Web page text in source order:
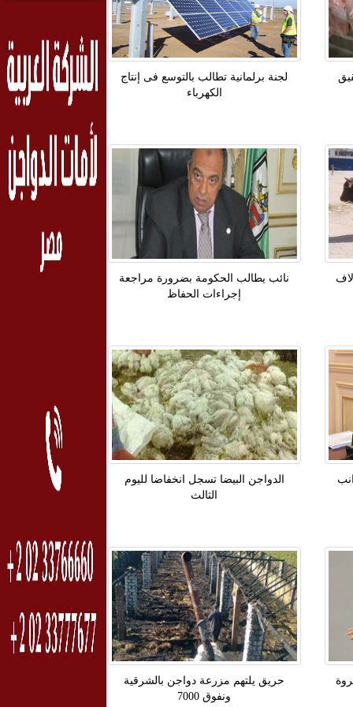
لجنة برلمانية تطالب بالتوسع فى إنتاج
الكهرباء
نائب يطالب الحكومة بضرورة مراجعة
إجراءات الحفاظ
بأسوان يستقبل 4 آلاف
الدواجن البيضا تسجل انخفاضا لليوم
الثالث
حريق يلتهم مزرعة دواجن بالشرقية
ونفوق 7000